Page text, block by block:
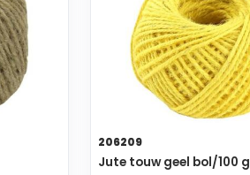
206209
Jute touw geel bol/100 g